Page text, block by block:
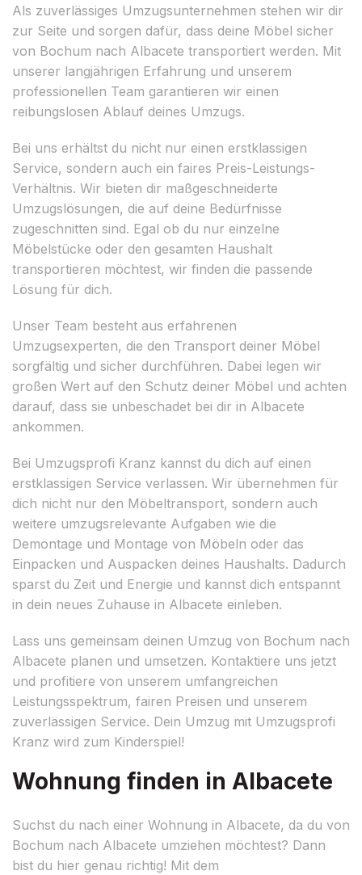
Als zuverlässiges Umzugsunternehmen stehen wir dir
zur Seite und sorgen dafür, dass deine Möbel sicher
von Bochum nach Albacete transportiert werden. Mit
unserer langjährigen Erfahrung und unserem
professionellen Team garantieren wir einen
reibungslosen Ablauf deines Umzugs.
Bei uns erhältst du nicht nur einen erstklassigen
Service, sondern auch ein faires Preis-Leistungs-
Verhältnis. Wir bieten dir maßgeschneiderte
Umzugslösungen, die auf deine Bedürfnisse
zugeschnitten sind. Egal ob du nur einzelne
Möbelstücke oder den gesamten Haushalt
transportieren möchtest, wir finden die passende
Lösung für dich.
Unser Team besteht aus erfahrenen
Umzugsexperten, die den Transport deiner Möbel
sorgfältig und sicher durchführen. Dabei legen wir
großen Wert auf den Schutz deiner Möbel und achten
darauf, dass sie unbeschadet bei dir in Albacete
ankommen.
Bei Umzugsprofi Kranz kannst du dich auf einen
erstklassigen Service verlassen. Wir übernehmen für
dich nicht nur den Möbeltransport, sondern auch
weitere umzugsrelevante Aufgaben wie die
Demontage und Montage von Möbeln oder das
Einpacken und Auspacken deines Haushalts. Dadurch
sparst du Zeit und Energie und kannst dich entspannt
in dein neues Zuhause in Albacete einleben.
Lass uns gemeinsam deinen Umzug von Bochum nach
Albacete planen und umsetzen. Kontaktiere uns jetzt
und profitiere von unserem umfangreichen
Leistungsspektrum, fairen Preisen und unserem
zuverlässigen Service. Dein Umzug mit Umzugsprofi
Kranz wird zum Kinderspiel!
Wohnung finden in Albacete
Suchst du nach einer Wohnung in Albacete, da du von
Bochum nach Albacete umziehen möchtest? Dann
bist du hier genau richtig! Mit dem